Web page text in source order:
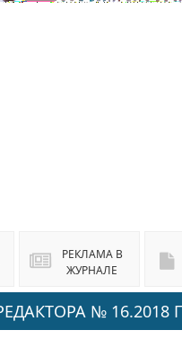
РЕКЛАМА В
ЖУРНАЛЕ
№ 16.2018